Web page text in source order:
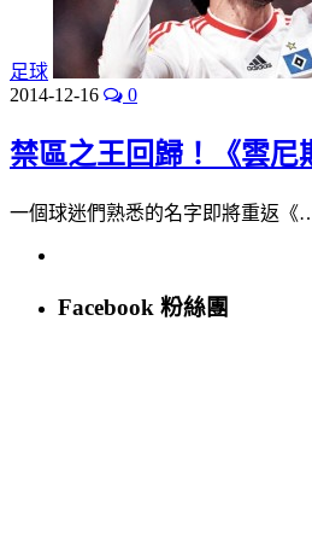
足球
2014-12-16
0
禁區之王回歸！《雲尼
一個球迷們熟悉的名字即將重返《
Facebook 粉絲團